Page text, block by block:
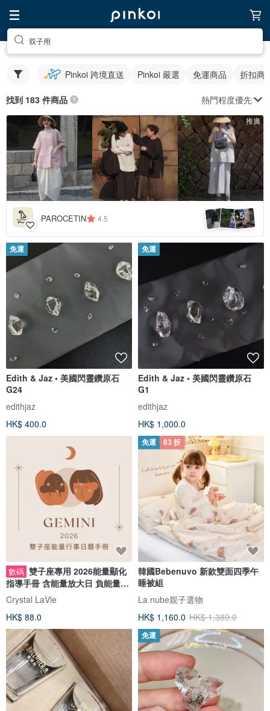
双子用
Pinkoi 跨境直送 Pinkoi 嚴選 免運商品 折扣商
找到 183 件商品 熱門程度優先
推廣
PAROCETIN 4.5 +5
免運
Edith & Jaz • 美國閃靈鑽原石
G24
edithjaz
HK$ 400.0
免運
Edith & Jaz • 美國閃靈鑽原石
G1
edithjaz
HK$ 1,000.0
數碼 雙子座專用 2026能量顯化
指導手冊 含能量放大日 負能量淨
化日
Crystal LaVie
HK$ 88.0
免運 83 折
韓國Bebenuvo 新款雙面四季午
睡被組
La nube親子選物
HK$ 1,160.0 HK$ 1,389.0
免運